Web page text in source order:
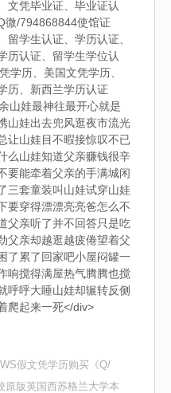
文凭毕业证、毕业证认
微/794868844使馆证
留学生认证、学历认证、
历认证、留学生学位认
学历、美国文凭学历、
历、新西兰学历认证
山娃最神往最开心就是
山娃出去兜风逛夜市流光
让山娃目不暇接惊叹不已
么山娃知道父亲赚钱很辛
要能牵着父亲的手满城闲
三套童装叫山娃试穿山娃
要穿得漂漂亮亮爸怎么不
父亲听了并不回答只是吃
父亲却越逛越疲倦望着父
了累了回家吧小屋闷罐一
响搅得满屋热气腾腾也搅
呼呼大睡山娃却辗转反侧
爬起来一死</div>
假文凭学历购买《Q/
原版英国西苏格兰大学本